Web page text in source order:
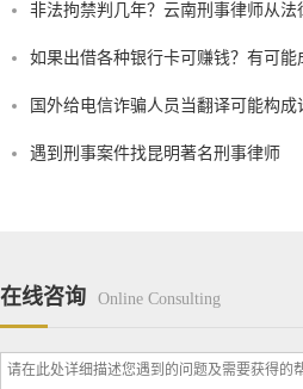
非法拘禁判几年？云南刑事律师从法
如果出借各种银行卡可赚钱？有可能
国外给电信诈骗人员当翻译可能构
遇到刑事案件找昆明著名刑事律师
在线咨询 Online Consulting